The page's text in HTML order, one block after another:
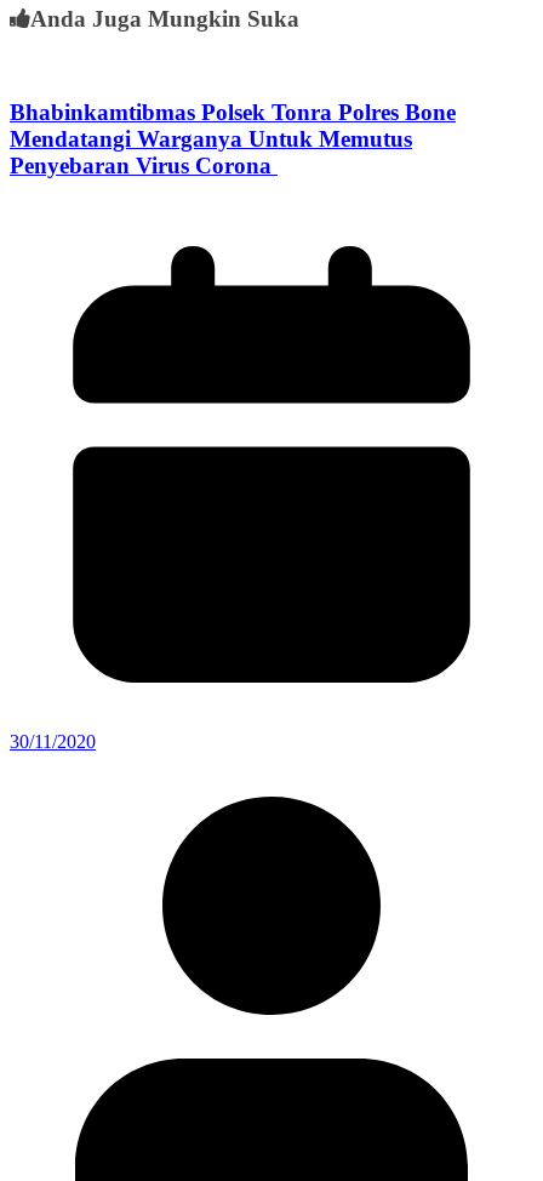
Anda Juga Mungkin Suka
Bhabinkamtibmas Polsek Tonra Polres Bone
Mendatangi Warganya Untuk Memutus
Penyebaran Virus Corona
30/11/2020